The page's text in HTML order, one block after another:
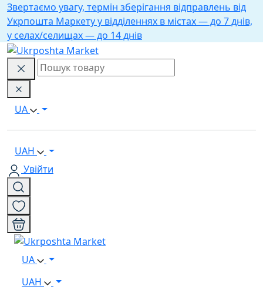
Звертаємо увагу, термін зберігання відправлень від
Укрпошта Маркету у відділеннях в містах — до 7 днів,
у селах/селищах — до 14 днів
UA
UAH
Увійти
UA
UAH